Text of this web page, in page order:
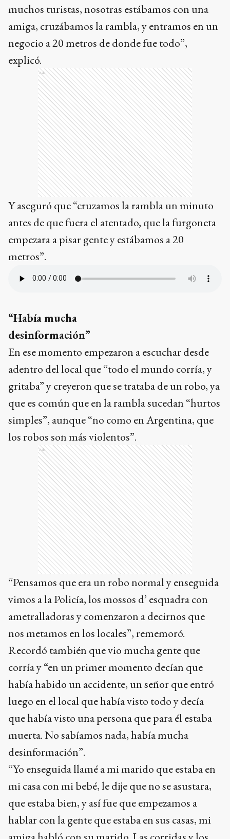
muchos turistas, nosotras estábamos con una
amiga, cruzábamos la rambla, y entramos en un
negocio a 20 metros de donde fue todo”,
explicó.
Ads
Y aseguró que “cruzamos la rambla un minuto
antes de que fuera el atentado, que la furgoneta
empezara a pisar gente y estábamos a 20
metros”.
“Había mucha
desinformación”
En ese momento empezaron a escuchar desde
adentro del local que “todo el mundo corría, y
gritaba” y creyeron que se trataba de un robo, ya
que es común que en la rambla sucedan “hurtos
simples”, aunque “no como en Argentina, que
los robos son más violentos”.
Ads
“Pensamos que era un robo normal y enseguida
vimos a la Policía, los mossos d’ esquadra con
ametralladoras y comenzaron a decirnos que
nos metamos en los locales”, rememoró.
Recordó también que vio mucha gente que
corría y “en un primer momento decían que
había habido un accidente, un señor que entró
luego en el local que había visto todo y decía
que había visto una persona que para él estaba
muerta. No sabíamos nada, había mucha
desinformación”.
“Yo enseguida llamé a mi marido que estaba en
mi casa con mi bebé, le dije que no se asustara,
que estaba bien, y así fue que empezamos a
hablar con la gente que estaba en sus casas, mi